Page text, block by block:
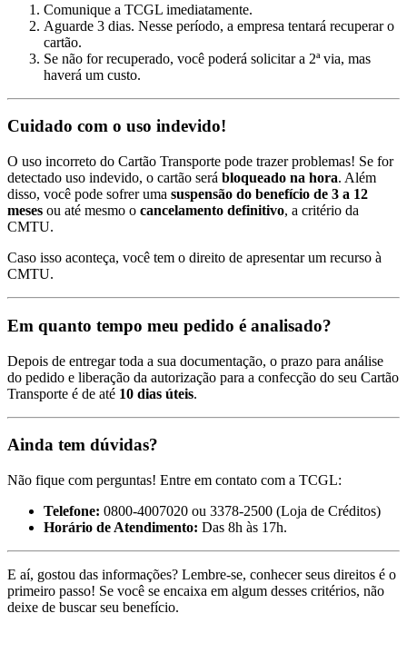
Comunique a TCGL imediatamente.
Aguarde 3 dias. Nesse período, a empresa tentará recuperar o
cartão.
Se não for recuperado, você poderá solicitar a 2ª via, mas
haverá um custo.
Cuidado com o uso indevido!
O uso incorreto do Cartão Transporte pode trazer problemas! Se for
detectado uso indevido, o cartão será bloqueado na hora. Além
disso, você pode sofrer uma suspensão do benefício de 3 a 12
meses ou até mesmo o cancelamento definitivo, a critério da
CMTU.
Caso isso aconteça, você tem o direito de apresentar um recurso à
CMTU.
Em quanto tempo meu pedido é analisado?
Depois de entregar toda a sua documentação, o prazo para análise
do pedido e liberação da autorização para a confecção do seu Cartão
Transporte é de até 10 dias úteis.
Ainda tem dúvidas?
Não fique com perguntas! Entre em contato com a TCGL:
Telefone: 0800-4007020 ou 3378-2500 (Loja de Créditos)
Horário de Atendimento: Das 8h às 17h.
E aí, gostou das informações? Lembre-se, conhecer seus direitos é o
primeiro passo! Se você se encaixa em algum desses critérios, não
deixe de buscar seu benefício.